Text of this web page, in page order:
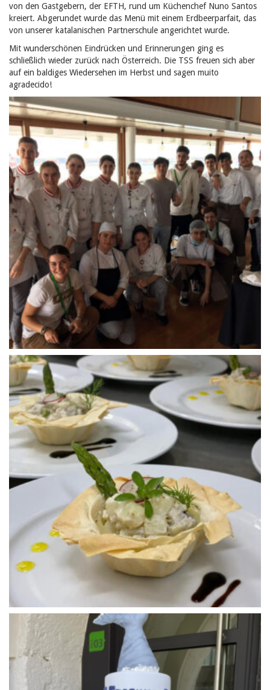
von den Gastgebern, der EFTH, rund um Küchenchef Nuno Santos
kreiert. Abgerundet wurde das Menü mit einem Erdbeerparfait, das
von unserer katalanischen Partnerschule angerichtet wurde.
Mit wunderschönen Eindrücken und Erinnerungen ging es
schließlich wieder zurück nach Österreich. Die TSS freuen sich aber
auf ein baldiges Wiedersehen im Herbst und sagen muito
agradecido!